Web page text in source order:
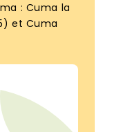
: Cuma la
et Cuma